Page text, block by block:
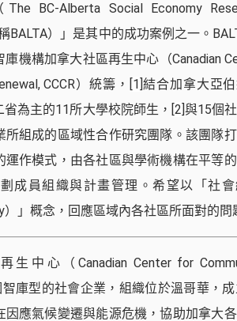
BC-Alberta Social Economy
BALTA）」是其中的成功案例之一。
機構加拿大社區再生中心（Canadian
CCCR）統籌， [1]結合加拿大亞
為主的11所大學校院師生， [2]與15個
所組成的區域性合作研究團隊。該團隊
運作模式，由各社區與學術機構在平等
成員組織與計畫管理。希望以「社
）」概念，回應區域內各社區所面對的問
生中心（Canadian Center for
智庫型的社會企業，組織位於溫哥華，
因應氣候變遷與能源危機，協助加拿大